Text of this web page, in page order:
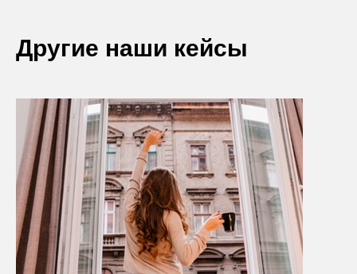
Другие наши кейсы